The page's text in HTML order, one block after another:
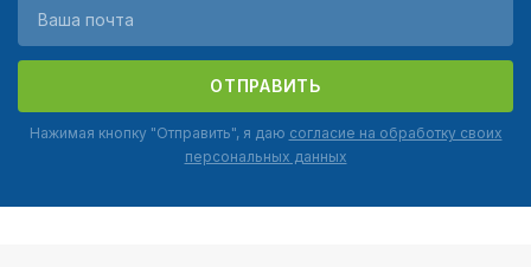
ОТПРАВИТЬ
Нажимая кнопку "Отправить", я даю согласие на обработку своих
персональных данных